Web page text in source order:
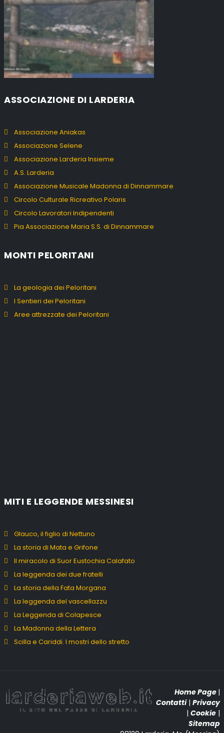
ASSOCIAZIONE DI LARDERIA
Associazione Aniakas
Associazione Selene
Associazione Larderia Insieme
A.S. Larderia
Associazione Musicale Madonna di Dinnammare
Circolo Culturale Ricreativo Polaris
Circolo Lavoratori Indipendenti
Pia Associazione Maria S.S. di Dinnammare
MONTI PELORITANI
La geologia dei Peloritani
I Sentieri dei Peloritani
Aree attrezzate dei Peloritani
MITI E LEGGENDE MESSINESI
Glauco, il figlio di Nettuno
La storia di Mata e Grifone
Il miracolo di Suor Eustochia Calafato
La leggenda dei due fratelli
La storia della Fata Morgana
La leggenda del vascellazzu
La Leggenda di Colapesce
La Madonna della Lettera
Scilla e Cariddi. I mostri dello stretto
Home Page |
Contatti| Privacy
| Cookie |
Sitemap